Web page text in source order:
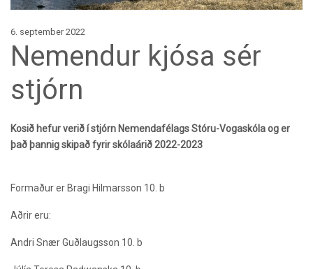
6. september 2022
Nemendur kjósa sér
stjórn
Kosið hefur verið í stjórn Nemendafélags Stóru-Vogaskóla og er
það þannig skipað fyrir skólaárið 2022-2023
Formaður er Bragi Hilmarsson 10. b
Aðrir eru:
Andri Snær Guðlaugsson 10. b